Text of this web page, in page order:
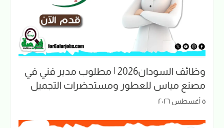
وظائف السودان2026 | مطلوب مدير فني في
مصنع مياس للعطور ومستحضرات التجميل
٥ أغسطس ٢٠٢٦